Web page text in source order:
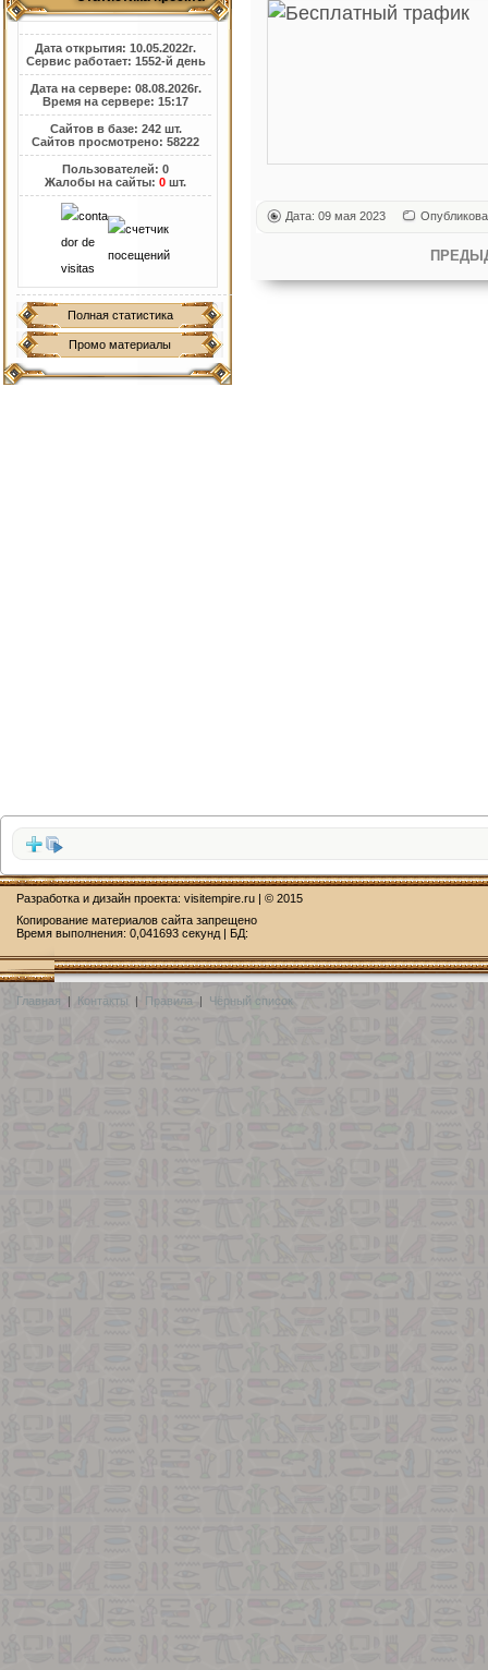
Дата открытия: 10.05.2022г.
Сервис работает: 1552-й день
Дата на сервере: 08.08.2026г.
Время на сервере: 15:17
Сайтов в базе: 242 шт.
Сайтов просмотрено: 58222
Пользователей: 0
Жалобы на сайты:0 шт.
Полная статистика
Промо материалы
Дата: 09 мая 2023
Разработка и дизайн проекта: visitempire.ru | © 2015
Копирование материалов сайта запрещено
Время выполнения: 0,041693 секунд | БД:
Главная | Контакты | Правила | Чёрный список